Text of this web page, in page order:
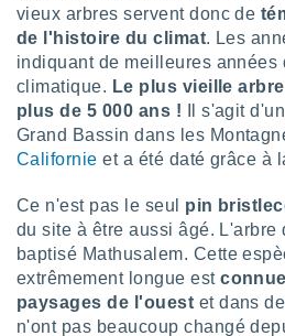
à
en
«
de
web.
nos
vieux arbres servent donc de
de l'histoire du climat. Les
indiquant de meilleures années
climatique. Le plus vieille
plus de 5 000 ans ! Il s'agit
Grand Bassin dans les
Californie et a été daté grâce à
Ce n'est pas le seul pin
du site à être aussi âgé. L'arbre
baptisé Mathusalem. Cette
extrêmement longue est
paysages de l'ouest et dans
n'ont pas beaucoup changé